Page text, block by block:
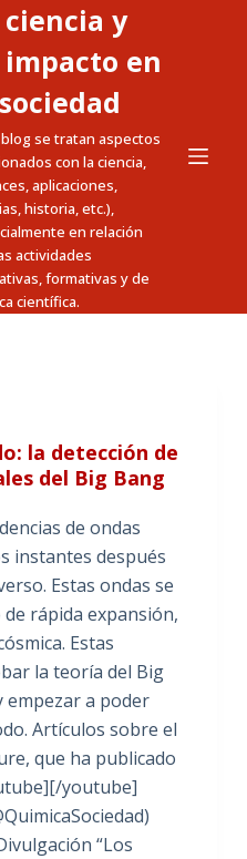
ciencia y
impacto en
blog se tratan aspectos
con la ciencia,
aplicaciones,
historia, etc.),
en relación
actividades
formativas y de
científica.
la detección de
del Big Bang
de ondas
instantes después
Estas ondas se
rápida expansión,
Estas
la teoría del Big
empezar a poder
Artículos sobre el
que ha publicado
youtube]
“Los